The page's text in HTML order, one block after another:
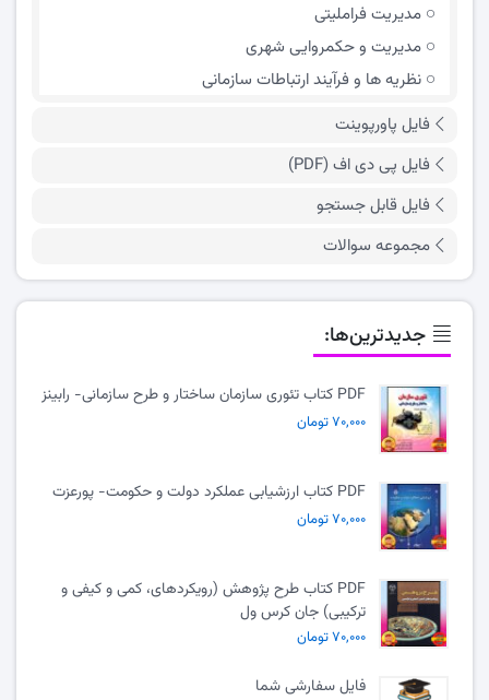
مدیریت فراملیتی
مدیریت و حکمروایی شهری
نظریه ها و فرآیند ارتباطات سازمانی
فایل پاورپوینت
فایل پی دی اف (PDF)
فایل قابل جستجو
مجموعه سوالات
جدیدترین‌ها:
PDF کتاب تئوری سازمان ساختار و طرح سازمانی- رابینز
۷۰,۰۰۰ تومان
PDF کتاب ارزشیابی عملکرد دولت و حکومت- پورعزت
۷۰,۰۰۰ تومان
PDF کتاب طرح پژوهش (رویکردهای، کمی و کیفی و
ترکیبی) جان کرس ول
۷۰,۰۰۰ تومان
فایل سفارشی شما